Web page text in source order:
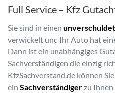
Full Service – Kfz
Sie sind in einen
verwickelt und Ihr Auto hat
Dann ist ein unabhängiges
Sachverständigen die einzig
KfzSachverstand.de können
ein Sachverständigerzu Ihnen